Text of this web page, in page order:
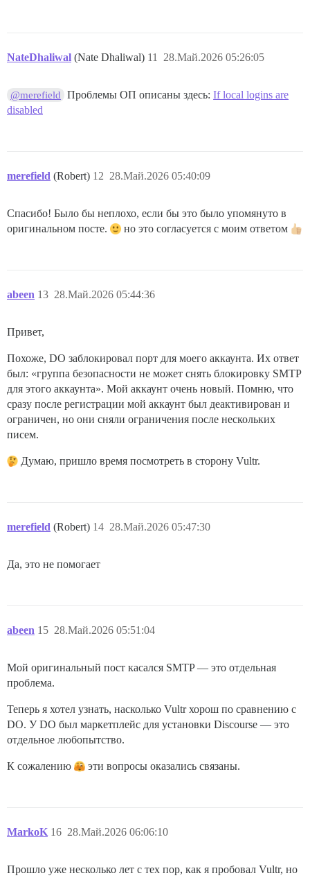
NateDhaliwal (Nate Dhaliwal) 28.Май.2026 05:26:05
11
@merefield Проблемы ОП описаны здесь:If local logins are
disabled
merefield (Robert) 28.Май.2026 05:40:09
12
Спасибо! Было бы неплохо, если бы это было упомянуто в
оригинальном посте.
но это согласуется с моим ответом
abeen 28.Май.2026 05:44:36
13
Привет,
Похоже, DO заблокировал порт для моего аккаунта. Их ответ
был: «группа безопасности не может снять блокировку SMTP
для этого аккаунта». Мой аккаунт очень новый. Помню, что
сразу после регистрации мой аккаунт был деактивирован и
ограничен, но они сняли ограничения после нескольких
писем.
Думаю, пришло время посмотреть в сторону Vultr.
merefield (Robert) 28.Май.2026 05:47:30
14
Да, это не помогает
abeen 28.Май.2026 05:51:04
15
Мой оригинальный пост касался SMTP — это отдельная
проблема.
Теперь я хотел узнать, насколько Vultr хорош по сравнению с
DO. У DO был маркетплейс для установки Discourse — это
отдельное любопытство.
К сожалению эти вопросы оказались связаны.
MarkoK 28.Май.2026 06:06:10
16
Прошло уже несколько лет с тех пор, как я пробовал Vultr, но